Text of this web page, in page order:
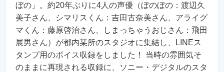
ぼの」。約20年ぶりに4人の声優（ぼのぼの：渡辺久
美子さん、シマリスくん：吉田古奈美さん、アライグ
マくん：藤原啓治さん、しまっちゃうおじさん：飛田
展男さん）が都内某所のスタジオに集結し、LINEス
タンプ用のボイス収録をしました！ 当時の雰囲気そ
のままに再現される収録に、ソニー・デジタルのスタ